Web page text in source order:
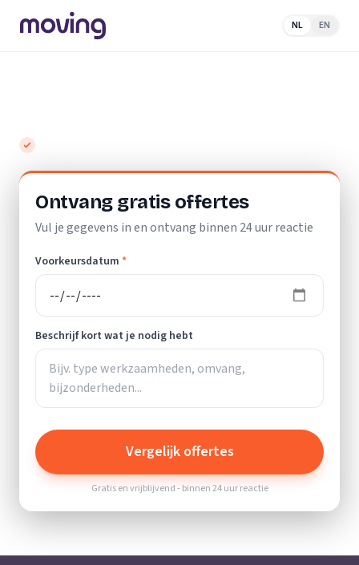
NL EN
Ontvang gratis offertes
Vul je gegevens in en ontvang binnen 24 uur reactie
Voorkeursdatum *
Beschrijf kort wat je nodig hebt
Vergelijk offertes
Gratis en vrijblijvend - binnen 24 uur reactie